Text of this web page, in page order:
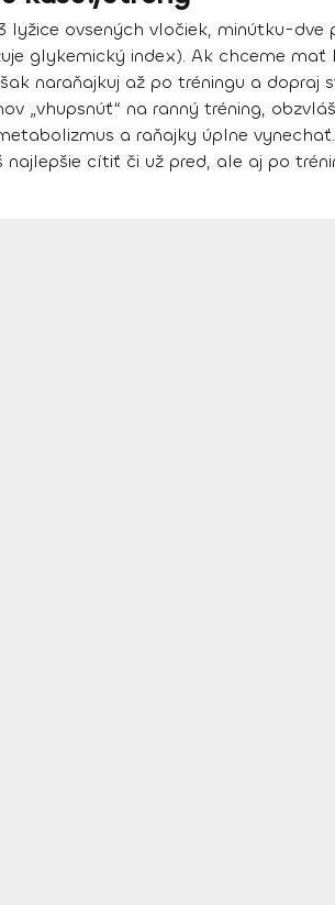
ovsených vločiek, minútku-
glykemický index). Ak chceme
naraňajkuj až po tréningu a dopraj
„vhupsnúť“ na ranný tréning,
a raňajky úplne
cítiť či už pred, ale aj po